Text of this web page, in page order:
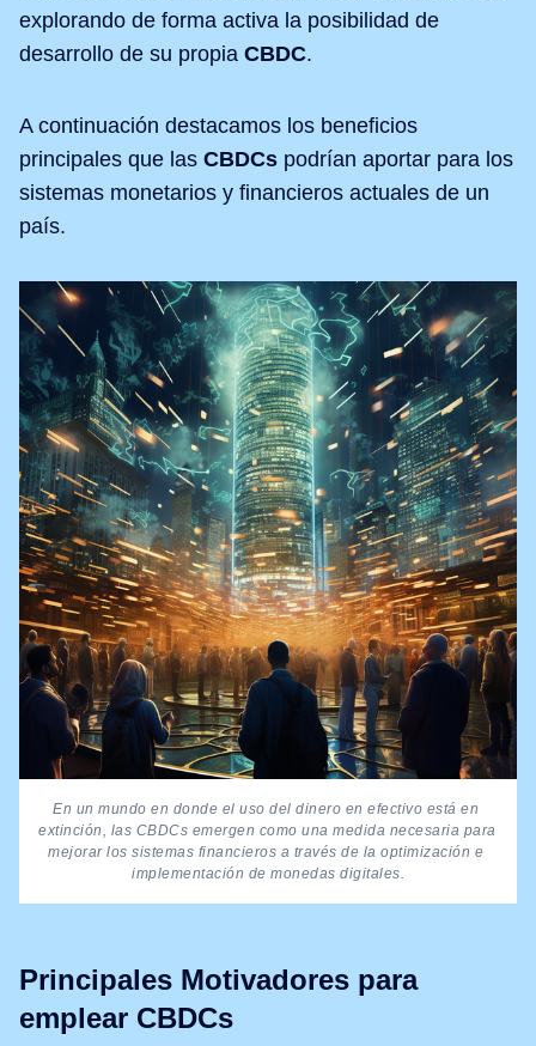
explorando de forma activa la posibilidad de
desarrollo de su propia CBDC.
A continuación destacamos los beneficios
principales que las CBDCs podrían aportar para los
sistemas monetarios y financieros actuales de un
país.
En un mundo en donde el uso del dinero en efectivo está en
extinción, las CBDCs emergen como una medida necesaria para
mejorar los sistemas financieros a través de la optimización e
implementación de monedas digitales.
Principales Motivadores para
emplear CBDCs